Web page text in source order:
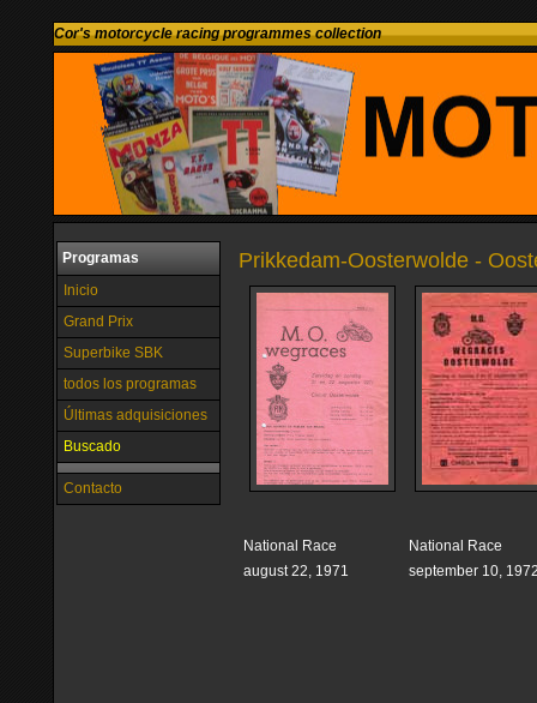
Cor's motorcycle racing programmes collection
Programas
Inicio
Grand Prix
Superbike SBK
todos los programas
Últimas adquisiciones
Buscado
Contacto
Prikkedam-Oosterwolde -
National Race
august 22, 1971
National Race
september 10,